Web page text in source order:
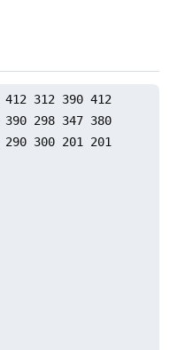
312 390 412
298 347 380
300 201 201